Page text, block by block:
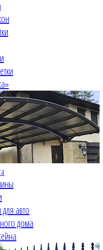
авто
дома